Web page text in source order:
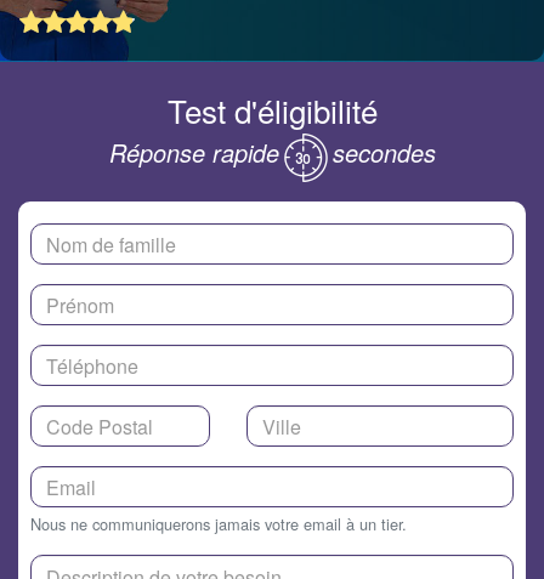
Test d'éligibilité
Réponse rapide secondes
Nous ne communiquerons jamais votre email à un tier.